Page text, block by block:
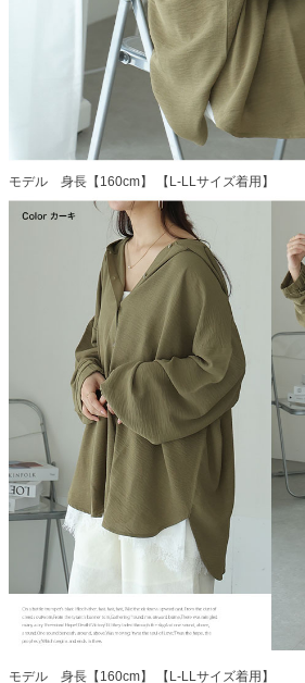
モデル 身長【160cm】 【L-LLサイズ着用】
モデル 身長【160cm】 【L-LLサイズ着用】